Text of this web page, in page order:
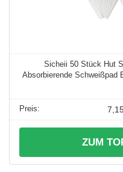
Sicheii 50 Stück Hut
Absorbierende Schweißpad
ZUM